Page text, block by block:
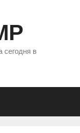
сегодня в